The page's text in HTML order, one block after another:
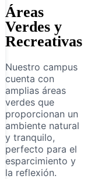
Áreas
Verdes y
Recreativas
Nuestro campus
cuenta con
amplias áreas
verdes que
proporcionan un
ambiente natural
y tranquilo,
perfecto para el
esparcimiento y
la reflexión.